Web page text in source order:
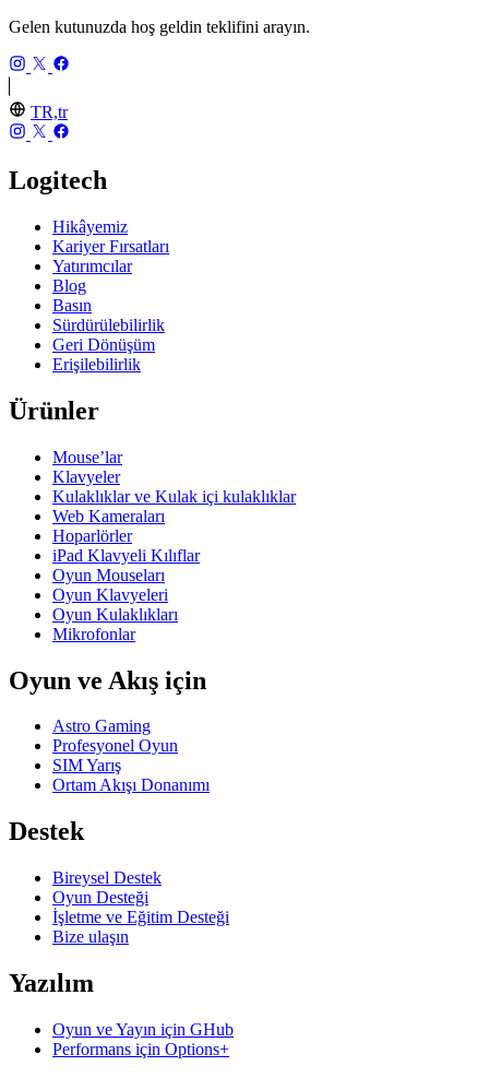
Gelen kutunuzda hoş geldin teklifini arayın.
TR,tr
Logitech
Hikâyemiz
Kariyer Fırsatları
Yatırımcılar
Blog
Basın
Sürdürülebilirlik
Geri Dönüşüm
Erişilebilirlik
Ürünler
Mouse’lar
Klavyeler
Kulaklıklar ve Kulak içi kulaklıklar
Web Kameraları
Hoparlörler
iPad Klavyeli Kılıflar
Oyun Mouseları
Oyun Klavyeleri
Oyun Kulaklıkları
Mikrofonlar
Oyun ve Akış için
Astro Gaming
Profesyonel Oyun
SIM Yarış
Ortam Akışı Donanımı
Destek
Bireysel Destek
Oyun Desteği
İşletme ve Eğitim Desteği
Bize ulaşın
Yazılım
Oyun ve Yayın için GHub
Performans için Options+